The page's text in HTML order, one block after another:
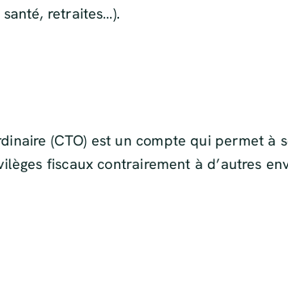
retraites…).
(CTO) est un compte qui permet
fiscaux contrairement à d’autres